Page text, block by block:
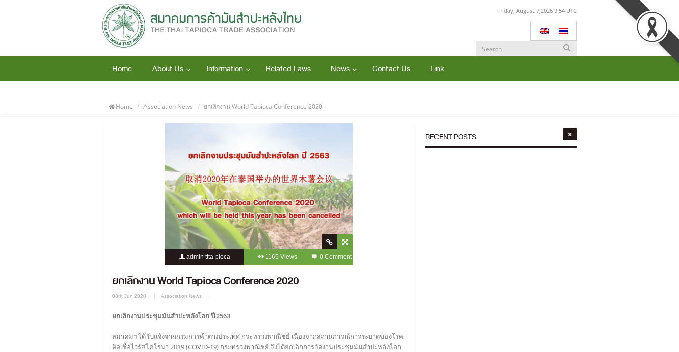
Friday, August 7,2026 9.54 UTC
Home About Us Information Related Laws News Contact Us Link
Home Association News ยกเลิกงาน World Tapioca Conference 2020
admin ttta-pioca 1165 Views 0 Comment
ยกเลิกงาน World Tapioca Conference 2020
08th Jun 2020 Association News
ยกเลิกงานประชุมมันสำปะหลังโลก ปี 2563
สมาคมฯ ได้รับแจ้งจากกรมการค้าต่างประเทศ กระทรวงพาณิชย์ เนื่องจากสถานการณ์การระบาดของโรค
ติดเชื้อไวรัสโคโรนา 2019 (COVID-19) กระทรวงพาณิชย์ จึงได้ยกเลิกการจัดงานประชุมมันสำปะหลังโลก
RECENT POSTS